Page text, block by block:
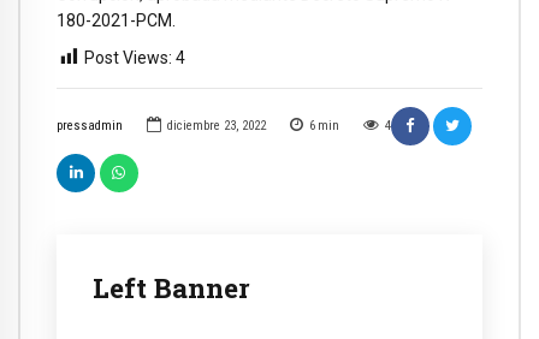
pressadmin diciembre 23, 2022 6 min 4
Left Banner
180-2021-PCM.
Post Views: 4